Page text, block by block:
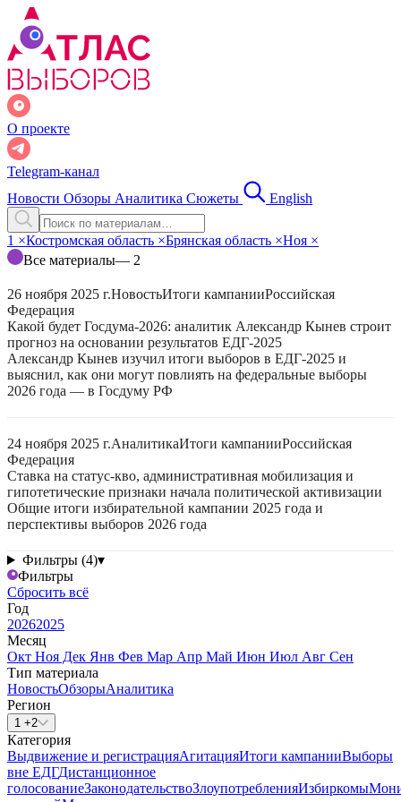
О проекте
Telegram-канал
Новости Обзоры Аналитика Сюжеты English
1 ×Костромская область ×Брянская область ×Ноя ×
Все материалы— 2
26 ноября 2025 г.НовостьИтоги кампанииРоссийская
Федерация
Какой будет Госдума-2026: аналитик Александр Кынев строит
прогноз на основании результатов ЕДГ-2025
Александр Кынев изучил итоги выборов в ЕДГ-2025 и
выяснил, как они могут повлиять на федеральные выборы
2026 года — в Госдуму РФ
24 ноября 2025 г.АналитикаИтоги кампанииРоссийская
Федерация
Ставка на статус-кво, административная мобилизация и
гипотетические признаки начала политической активизации
Общие итоги избирательной кампании 2025 года и
перспективы выборов 2026 года
Фильтры (4)▾
Фильтры
Сбросить всё
Год
20262025
Месяц
Окт Ноя Дек Янв Фев Мар Апр Май Июн Июл Авг Сен
Тип материала
НовостьОбзорыАналитика
Регион
1 +2
Категория
Выдвижение и регистрацияАгитацияИтоги кампанииВыборы
вне ЕДГДистанционное
голосованиеЗаконодательствоЗлоупотребленияИзбиркомы